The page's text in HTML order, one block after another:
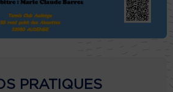
PRATIQUES